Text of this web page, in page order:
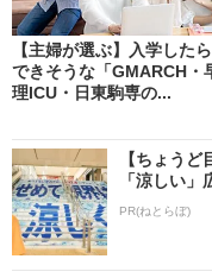
【主婦が選ぶ】入学した
できそうな「GMARCH・
理ICU・日東駒専の...
【ちょう
「涼しい」
PR(ねとらぼ)